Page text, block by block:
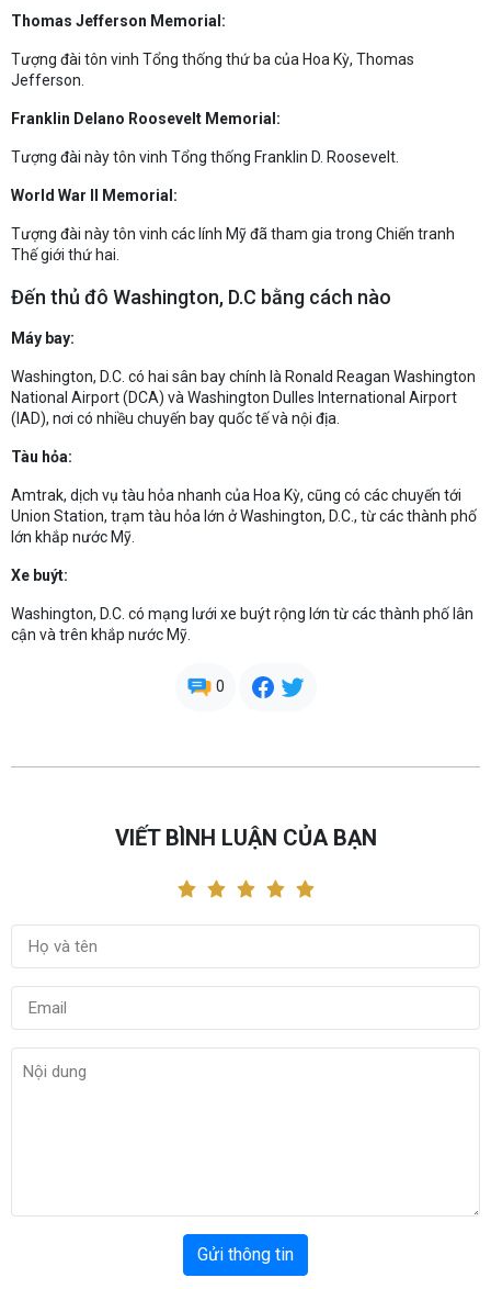
Thomas Jefferson Memorial:
Tượng đài tôn vinh Tổng thống thứ ba của Hoa Kỳ, Thomas
Jefferson.
Franklin Delano Roosevelt Memorial:
Tượng đài này tôn vinh Tổng thống Franklin D. Roosevelt.
World War II Memorial:
Tượng đài này tôn vinh các lính Mỹ đã tham gia trong Chiến tranh
Thế giới thứ hai.
Đến thủ đô Washington, D.C bằng cách nào
Máy bay:
Washington, D.C. có hai sân bay chính là Ronald Reagan Washington
National Airport (DCA) và Washington Dulles International Airport
(IAD), nơi có nhiều chuyến bay quốc tế và nội địa.
Tàu hỏa:
Amtrak, dịch vụ tàu hỏa nhanh của Hoa Kỳ, cũng có các chuyến tới
Union Station, trạm tàu hỏa lớn ở Washington, D.C., từ các thành phố
lớn khắp nước Mỹ.
Xe buýt:
Washington, D.C. có mạng lưới xe buýt rộng lớn từ các thành phố lân
cận và trên khắp nước Mỹ.
0
VIẾT BÌNH LUẬN CỦA BẠN
Gửi thông tin